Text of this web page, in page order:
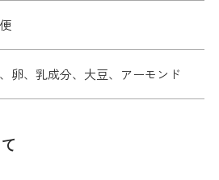
卵、乳成分、大豆、アーモンド